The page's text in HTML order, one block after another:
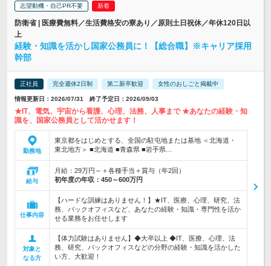
志望動機・自己PR不要
防衛省 | 医療費無料／生活費格安の寮あり／原則土日祝休／年休120日以
上
経験・知識を活かし国家公務員に！【総合職】※キャリア採用
幹部
正社員 完全週休2日制 第二新卒歓迎 女性のおしごと掲載中
情報更新日：2026/07/31 終了予定日：2026/09/03
★IT、電気、宇宙から看護、心理、法務、人事まで ★あなたの経験・知
識を、国家公務員として活かせます！
勤務地
東京都をはじめとする、全国の駐屯地または基地 ＜北海道・
東北地方＞ ■北海道 ■青森県 ■岩手県…
給与
月給：29万円～＋各種手当＋賞与（年2回）
初年度の年収： 450～600万円
仕事内容
【ハードな訓練はありません！】★IT、医療、心理、研究、法
務、バックオフィスなど、あなたの経験・知識・専門性を活か
せる業務をお任せします
対象と
なる方
【体力試験はありません】◆大卒以上 ◆IT、医療、心理、法
務、研究、バックオフィスなどの分野の経験・知識を活かした
い方、大歓迎！